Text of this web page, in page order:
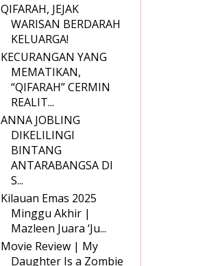
QIFARAH, JEJAK
WARISAN BERDARAH
KELUARGA!
KECURANGAN YANG
MEMATIKAN,
“QIFARAH” CERMIN
REALIT...
ANNA JOBLING
DIKELILINGI
BINTANG
ANTARABANGSA DI
S...
Kilauan Emas 2025
Minggu Akhir |
Mazleen Juara ‘Ju...
Movie Review | My
Daughter Is a Zombie